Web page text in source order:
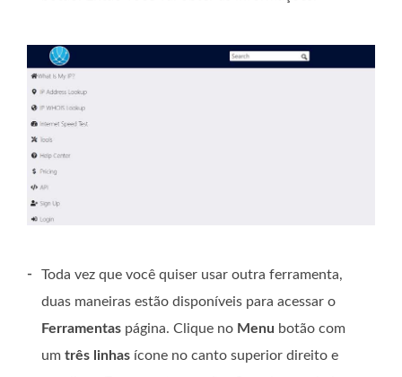
-
Toda vez que você quiser usar outra ferramenta,
duas maneiras estão disponíveis para acessar o
Ferramentas página. Clique no Menu botão com
um três linhas ícone no canto superior direito e